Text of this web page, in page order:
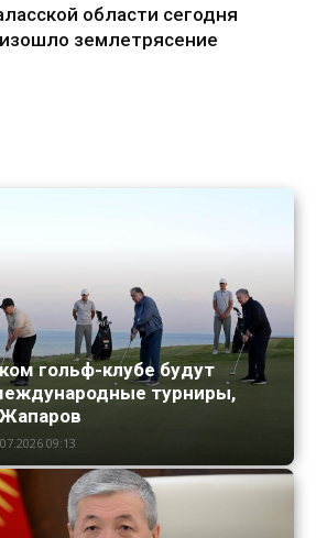
области сегодня
землетрясение
гольф-клубе будут
турниры,
09:13